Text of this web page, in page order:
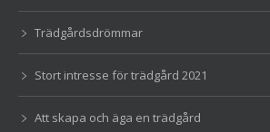
Trädgårdsdrömmar
Stort intresse för trädgård 2021
Att skapa och äga en trädgård